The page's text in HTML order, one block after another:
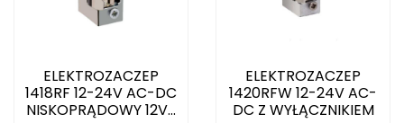
ELEKTROZACZEP
1418RF 12-24V AC-DC
NISKOPRĄDOWY 12V...
ELEKTROZACZEP
1420RFW 12-24V AC-
DC Z WYŁĄCZNIKIEM